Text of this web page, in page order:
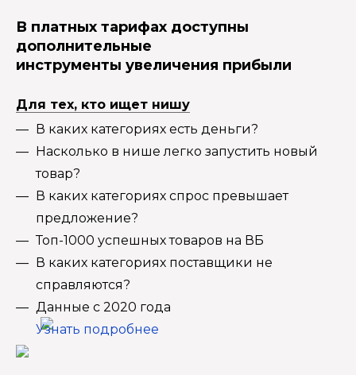
В платных тарифах доступны
дополнительные
инструменты увеличения прибыли
Для тех, кто ищет нишу
В каких категориях есть деньги?
Насколько в нише легко запустить новый
товар?
В каких категориях спрос превышает
предложение?
Топ-1000 успешных товаров на ВБ
В каких категориях поставщики не
справляются?
Данные с 2020 года
Узнать подробнее